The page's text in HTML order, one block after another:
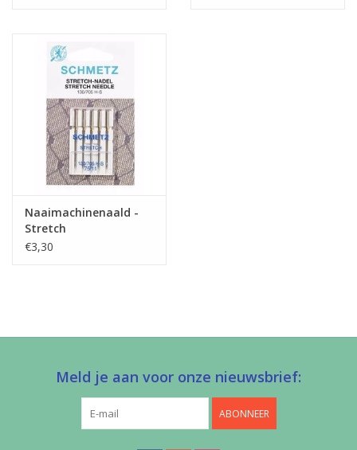
Naaimachinenaald -
Stretch
€3,30
Meld je aan voor onze nieuwsbrief:
ABONNEER